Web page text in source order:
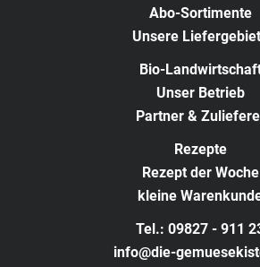
Abo-Sortimente
Unsere
Bio-
Unser Betrieb
Partner &
Rezepte
Rezept der Woche
kleine
Tel.: 09827 - 911
info@die-